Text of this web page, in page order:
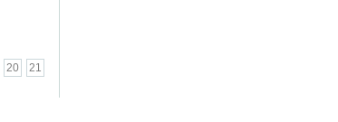
20
21